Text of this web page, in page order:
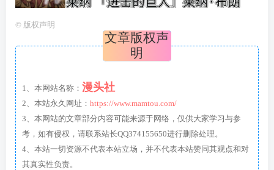
© 版权声明
文章版权声
明
1、本网站名称： 漫头社
2、本站永久网址： https://www.mamtou.com/
3、本网站的文章部分内容可能来源于网络，仅供大家学习与参
考，如有侵权，请联系站长QQ374155650进行删除处理。
4、本站一切资源不代表本站立场，并不代表本站赞同其观点和对
其真实性负责。